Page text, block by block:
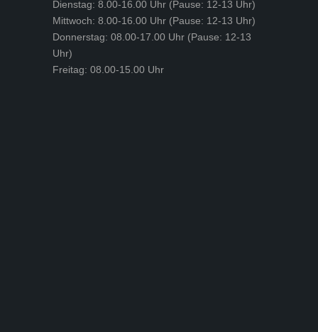
Dienstag: 8.00-16.00 Uhr (Pause: 12-13 Uhr)
Mittwoch: 8.00-16.00 Uhr (Pause: 12-13 Uhr)
Donnerstag: 08.00-17.00 Uhr (Pause: 12-13
Uhr)
Freitag: 08.00-15.00 Uhr